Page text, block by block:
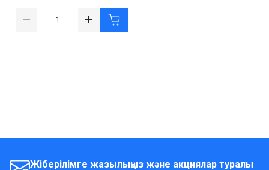
Жіберілімге жазылыңыз және акциялар туралы